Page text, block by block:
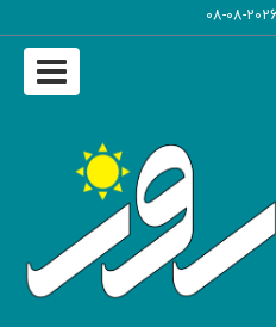
2026-08-08
Toggle